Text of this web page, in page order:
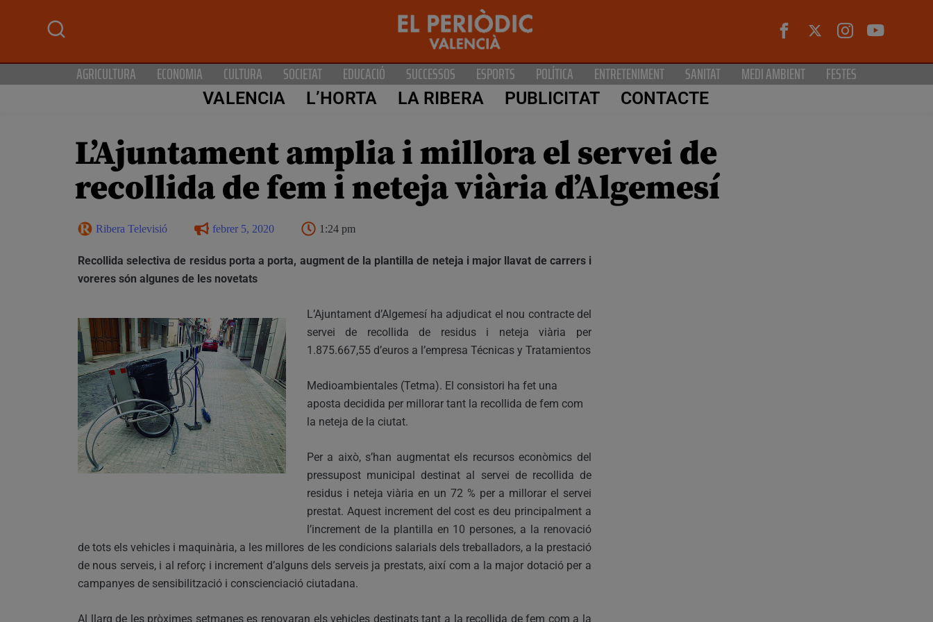
AGRICULTURA ECONOMIA CULTURA SOCIETAT EDUCACIÓ SUCCESSOS ESPORTS POLÍTICA ENTRETENIMENT SANITAT MEDI AMBIENT FESTES
VALENCIA L’HORTA LA RIBERA PUBLICITAT CONTACTE
L’Ajuntament amplia i millora el servei de
recollida de fem i neteja viària d’Algemesí
Ribera Televisió febrer 5, 2020 1:24 pm
Recollida selectiva de residus porta a porta, augment de la plantilla de neteja i major llavat de carrers i
voreres són algunes de les novetats
L’Ajuntament d’Algemesí ha adjudicat el nou contracte del
servei de recollida de residus i neteja viària per
1.875.667,55 d’euros a l’empresa Técnicas y Tratamientos
Medioambientales (Tetma). El consistori ha fet una
aposta decidida per millorar tant la recollida de fem com
la neteja de la ciutat.
Per a això, s’han augmentat els recursos econòmics del
pressupost municipal destinat al servei de recollida de
residus i neteja viària en un 72 % per a millorar el servei
prestat. Aquest increment del cost es deu principalment a
l’increment de la plantilla en 10 persones, a la renovació
de tots els vehicles i maquinària, a les millores de les condicions salarials dels treballadors, a la prestació
de nous serveis, i al reforç i increment d’alguns dels serveis ja prestats, així com a la major dotació per a
campanyes de sensibilització i conscienciació ciutadana.
Al llarg de les pròximes setmanes es renovaran els vehicles destinats tant a la recollida de fem com a la